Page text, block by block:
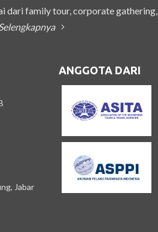
dari family tour, corporate gathering,
Jabar
ANGGOTA DARI